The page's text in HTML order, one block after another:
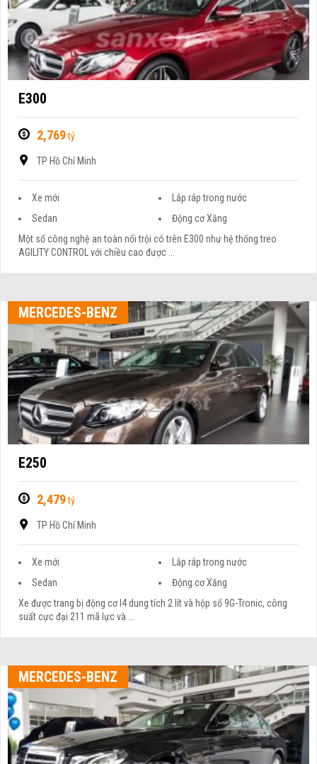
E300
2,769tỷ
TP Hồ Chí Minh
Xe mới
Lắp ráp trong nước
Sedan
Động cơ Xăng
Một số công nghệ an toàn nổi trội có trên E300 như hệ thống treo
AGILITY CONTROL với chiều cao được ...
MERCEDES-BENZ
E250
2,479tỷ
TP Hồ Chí Minh
Xe mới
Lắp ráp trong nước
Sedan
Động cơ Xăng
Xe được trang bị động cơ I4 dung tích 2 lít và hộp số 9G-Tronic, công
suất cực đại 211 mã lực và ...
MERCEDES-BENZ